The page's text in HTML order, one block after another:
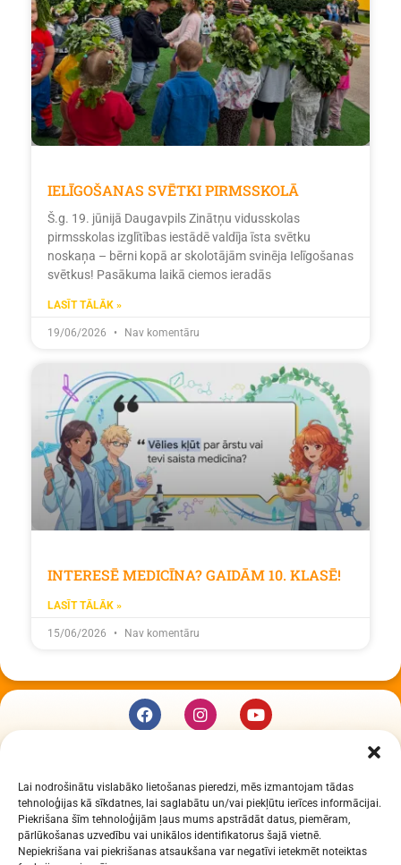
Lai nodrošinātu vislabāko lietošanas pieredzi, mēs izmantojam tādas
tehnoloģijas kā sīkdatnes, lai saglabātu un/vai piekļūtu ierīces informācijai.
Piekrišana šīm tehnoloģijām ļaus mums apstrādāt datus, piemēram,
pārlūkošanas uzvedību vai unikālos identifikatorus šajā vietnē.
Nepiekrišana vai piekrišanas atsaukšana var negatīvi ietekmēt noteiktas
IELĪGOŠANAS SVĒTKI PIRMSSKOLĀ
Š.g. 19. jūnijā Daugavpils Zinātņu vidusskolas
pirmsskolas izglītības iestādē valdīja īsta svētku
noskaņa – bērni kopā ar skolotājām svinēja Ielīgošanas
svētkus! Pasākuma laikā ciemos ieradās
LASĪT TĀLĀK »
19/06/2026 Nav komentāru
INTERESĒ MEDICĪNA? GAIDĀM 10. KLASĒ!
LASĪT TĀLĀK »
15/06/2026 Nav komentāru
Daugavpils Zinātņu vidusskola
Raiņa iela 30, Daugavpils, LV-5401
Reģ. Nr. 2713903513 (IZM)
Daugavpils valstspilsētas pašvaldība 90000077325